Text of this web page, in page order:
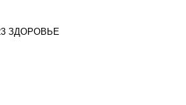
ЗДОРОВЬЕ